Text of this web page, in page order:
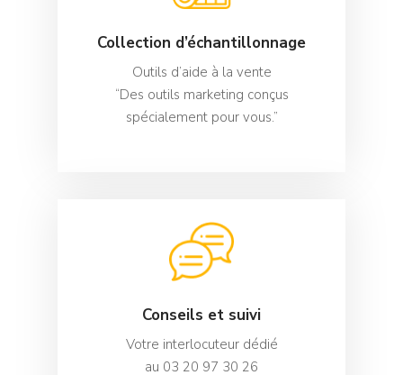
Collection d’échantillonnage
Outils d’aide à la vente
“Des outils marketing conçus
spécialement pour vous.”
Conseils et suivi
Votre interlocuteur dédié
au 03 20 97 30 26